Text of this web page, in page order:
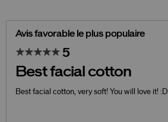
Avis favorable le plus populaire
5
Best facial cotton
Best facial cotton, very soft! You will love it! :D